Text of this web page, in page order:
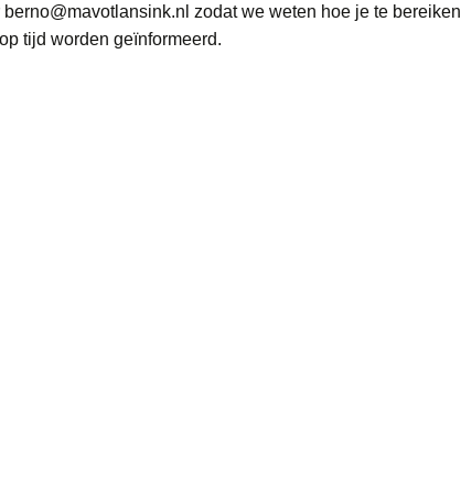
zodat we weten hoe je te bereiken
tijd worden geïnformeerd.